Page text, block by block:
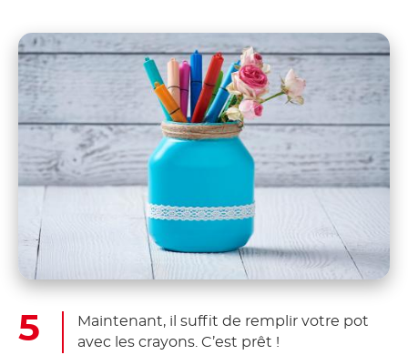
Maintenant, il suffit de remplir votre pot
avec les crayons. C’est prêt !